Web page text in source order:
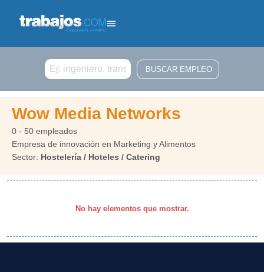
Buscar
Wow Media Networks
0 - 50 empleados
Empresa de innovación en Marketing y Alimentos
Sector: Hostelería / Hoteles / Catering
No hay elementos que mostrar.